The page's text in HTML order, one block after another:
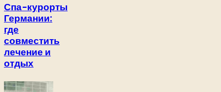
Спа-курорты
Германии:
где
совместить
лечение и
отдых